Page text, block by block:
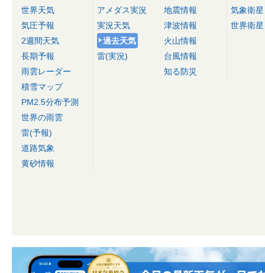
世界天気
気圧予報
2週間天気
長期予報
雨雲レーダー
積雪マップ
PM2.5分布予測
世界の雨雲
雷(予報)
道路気象
黄砂情報
アメダス実況
実況天気
過去天気
雷(実況)
地震情報
津波情報
火山情報
台風情報
知る防災
気象衛星
世界衛星